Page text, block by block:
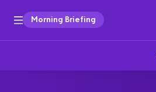
Morning Briefing